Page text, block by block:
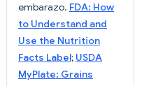
embarazo. FDA: How
to Understand and
Use the Nutrition
Facts Label; USDA
MyPlate: Grains